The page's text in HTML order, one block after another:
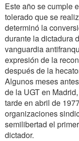
Este año se cumple
tolerado que se
determinó la
durante la dictadura
vanguardia
expresión de la
después de la
Algunos meses
de la UGT en
tarde en abril de
organizaciones
semilibertad el
dictador.